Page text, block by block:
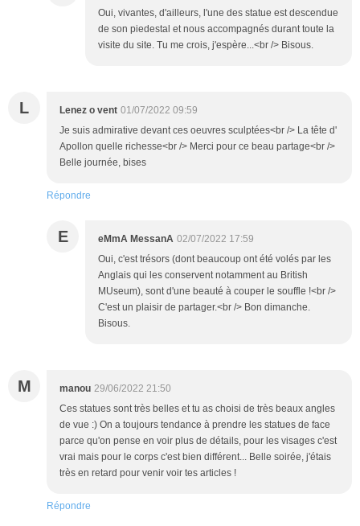
Oui, vivantes, d'ailleurs, l'une des statue est descendue
de son piedestal et nous accompagnés durant toute la
visite du site. Tu me crois, j'espère...<br /> Bisous.
L Lenez o vent 01/07/2022 09:59
Je suis admirative devant ces oeuvres sculptées<br /> La tête d'
Apollon quelle richesse<br /> Merci pour ce beau partage<br />
Belle journée, bises
Répondre
E eMmA MessanA 02/07/2022 17:59
Oui, c'est trésors (dont beaucoup ont été volés par les
Anglais qui les conservent notamment au British
MUseum), sont d'une beauté à couper le souffle !<br />
C'est un plaisir de partager.<br /> Bon dimanche.
Bisous.
M manou 29/06/2022 21:50
Ces statues sont très belles et tu as choisi de très beaux angles
de vue :) On a toujours tendance à prendre les statues de face
parce qu'on pense en voir plus de détails, pour les visages c'est
vrai mais pour le corps c'est bien différent... Belle soirée, j'étais
très en retard pour venir voir tes articles !
Répondre